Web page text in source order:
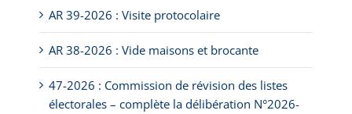
AR 39-2026 : Visite protocolaire
AR 38-2026 : Vide maisons et brocante
47-2026 : Commission de révision des listes
électorales – complète la délibération N°2026-